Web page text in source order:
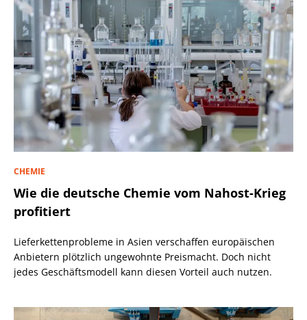
CHEMIE
Wie die deutsche Chemie vom Nahost-Krieg
profitiert
Lieferkettenprobleme in Asien verschaffen europäischen
Anbietern plötzlich ungewohnte Preismacht. Doch nicht
jedes Geschäftsmodell kann diesen Vorteil auch nutzen.